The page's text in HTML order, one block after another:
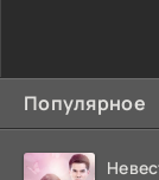
Популярное